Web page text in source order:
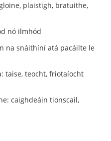
plaistigh, bratuithe,
nó ilmhód
na snáithíní atá pacáilte le
taise, teocht, friotaíocht
caighdeáin tionscail,